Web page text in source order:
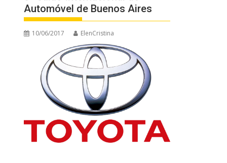
Automóvel de Buenos Aires
10/06/2017 ElenCristina